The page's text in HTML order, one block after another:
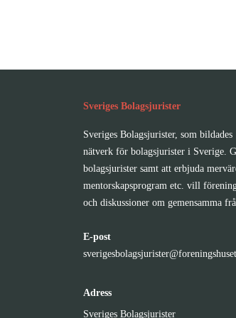
Sveriges Bolagsjurister
Sveriges Bolagsjurister, som
nätverk för bolagsjurister i Sverige.
bolagsjurister samt att erbjuda
mentorskapsprogram etc. vill
och diskussioner om gemensamma
E-post
Adress
Sveriges Bolagsjurister